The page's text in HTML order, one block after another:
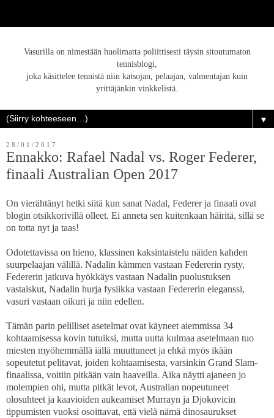
Vasurilla on nimestään huolimatta poliittisesti täysin sitoutumaton
tennisblogi,
joka käsittelee tennistä niin katsojan, pelaajan, valmentajan kuin
yrittäjänkin vinkkelistä.
▼
28/01/2017
Ennakko: Rafael Nadal vs. Roger Federer,
finaali Australian Open 2017
On vierähtänyt hetki siitä kun sanat Nadal, Federer ja finaali ovat
blogin otsikkorivillä olleet. Ei anneta sen kuitenkaan häiritä, sillä se
on totta nyt ja taas!
Odotettavissa on hieno, klassinen kaksintaistelu näiden kahden
suurpelaajan välillä. Nadalin kämmen vastaan Federerin rysty,
Federerin jatkuva hyökkäys vastaan Nadalin puolustuksen
vastaiskut, Nadalin hurja fysiikka vastaan Federerin eleganssi,
vasuri vastaan oikuri ja niin edellen.
Tämän parin pelilliset asetelmat ovat käyneet aiemmissa 34
kohtaamisessa kovin tutuiksi, mutta uutta kulmaa asetelmaan tuo
miesten myöhemmällä iällä muuttuneet ja ehkä myös ikään
sopeutetut pelitavat, joiden kohtaamisesta, varsinkin Grand Slam-
finaalissa, voitiin pitkään vain haaveilla. Aika näytti ajaneen jo
molempien ohi, mutta pitkät levot, Australian nopeutuneet
olosuhteet ja kaavioiden aukeamiset Murrayn ja Djokovicin
tippumisten vuoksi osoittavat, että vielä nämä dinosaurukset